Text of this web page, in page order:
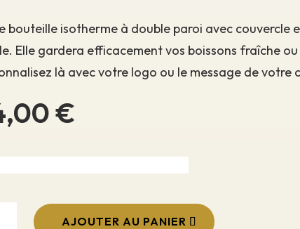
bouteille isotherme à double paroi avec couvercle
Elle gardera efficacement vos boissons fraîche
là avec votre logo ou le message de votre
€
AJOUTER AU PANIER